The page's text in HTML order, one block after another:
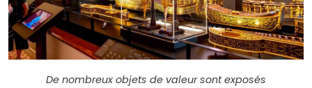
De nombreux objets de valeur sont exposés